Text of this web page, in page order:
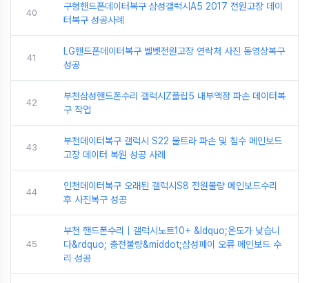
40
구형핸드폰데이터복구 삼성갤럭시A5 2017 전원고장 데이
터복구 성공사례
41
LG핸드폰데이터복구 벨벳전원고장 연락처 사진 동영상복구
성공
42
부천삼성핸드폰수리 갤럭시Z플립5 내부액정 파손 데이터복
구 작업
43
부천데이터복구 갤럭시 S22 울트라 파손 및 침수 메인보드
고장 데이터 복원 성공 사례
44
인천데이터복구 오래된 갤럭시S8 전원불량 메인보드수리
후 사진복구 성공
45
부천 핸드폰수리｜갤럭시노트10+ &ldquo;온도가 낮습니
다&rdquo; 충전불량&middot;삼성페이 오류 메인보드 수
리 성공